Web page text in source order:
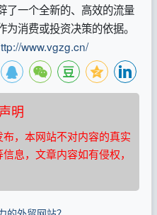
了一个全新的、高效的流量
消费或投资决策的依据。
www.vgzg.cn/
明
，本网站不对内容的真实
息，文章内容如有侵权，